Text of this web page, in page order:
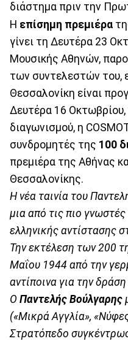
διάστημα πριν την
Η επίσημη πρεμιέρα
γίνει τη Δευτέρα 23
Μουσικής Αθηνών,
των συντελεστών του,
Θεσσαλονίκη είναι
Δευτέρα 16
διαγωνισμού, η
συνδρομητές της 100
πρεμιέρα της Αθήνας
Θεσσαλονίκης.
Η νέα ταινία του
μια από τις πιο
ελληνικής αντίστασης
Την εκτέλεση των 200
Μαΐου 1944 από την
αντίποινα για την
Ο Παντελής Βούλγαρης
(«Μικρά Αγγλία»,
Στρατόπεδο